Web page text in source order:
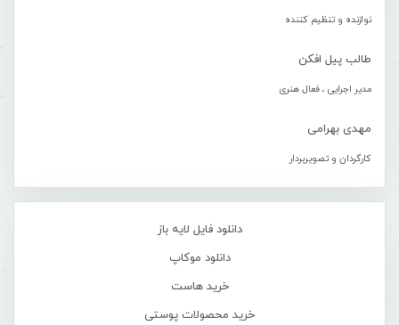
نوازنده و تنظیم کننده
طالب پیل افکن
مدیر اجرایی ، فعال هنری
مهدی بهرامی
کارگردان و تصویربردار
دانلود فایل لایه باز
دانلود موکاپ
خرید هاست
خرید محصولات پوستی